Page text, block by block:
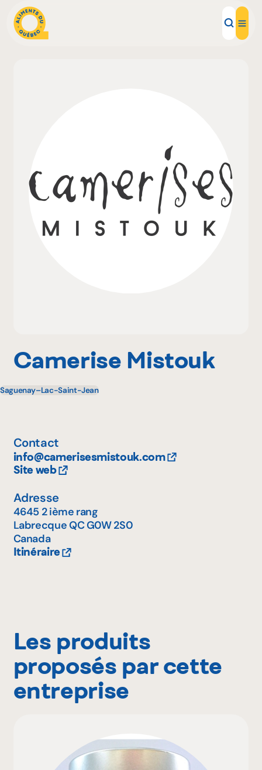
Inspirations d'ici
Restaurants
Institutions
Camerise Mistouk
Saguenay–Lac-Saint-Jean
Contact
info@camerisesmistouk.com
Site web
Adresse
4645 2 ième rang
LabrecqueQCG0W 2S0
Canada
Itinéraire
Les produits
proposés par cette
entreprise